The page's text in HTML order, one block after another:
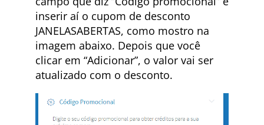
inserir aí o cupom de desconto
JANELASABERTAS, como mostro na
imagem abaixo. Depois que você
clicar em “Adicionar”, o valor vai ser
atualizado com o desconto.